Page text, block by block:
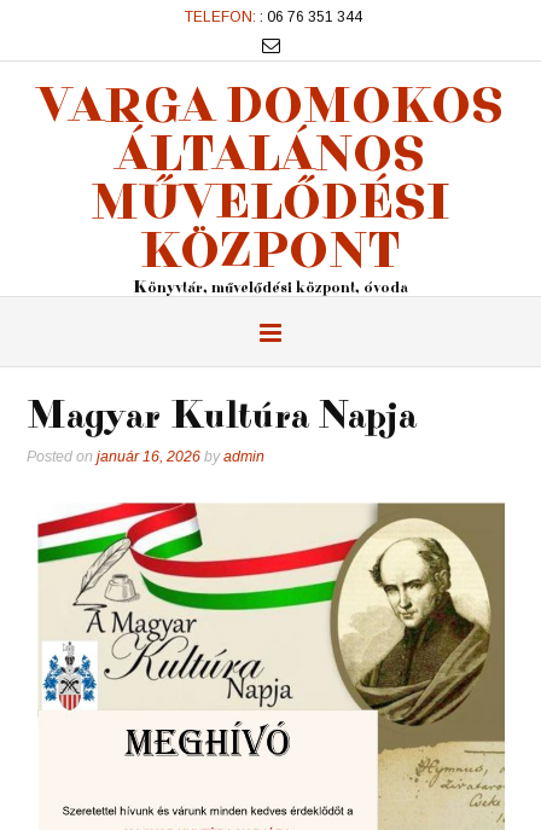
TELEFON: : 06 76 351 344
VARGA DOMOKOS
ÁLTALÁNOS
MŰVELŐDÉSI
KÖZPONT
Könyvtár, művelődési központ, óvoda
Magyar Kultúra Napja
Posted on január 16, 2026 byadmin